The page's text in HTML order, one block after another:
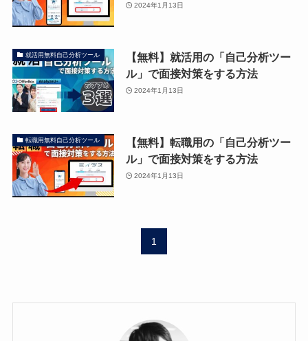
2024年1月13日
就活用無料自己分析ツール
【無料】就活用の「自己分析ツー
ル」で面接対策をする方法
2024年1月13日
転職用無料自己分析ツール
【無料】転職用の「自己分析ツー
ル」で面接対策をする方法
2024年1月13日
1